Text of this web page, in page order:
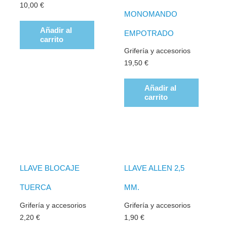
10,00€
Añadir al
carrito
MONOMANDO
EMPOTRADO
Grifería y accesorios
19,50 €
Añadir al
carrito
LLAVE BLOCAJE
TUERCA
Grifería y accesorios
2,20€
LLAVE ALLEN 2,5
MM.
Grifería y accesorios
1,90 €